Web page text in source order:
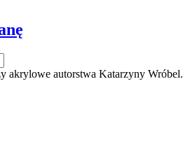
akrylowe autorstwa Katarzyny